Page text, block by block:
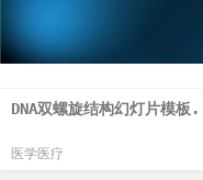
DNA双螺旋结构幻灯片模
医学医疗